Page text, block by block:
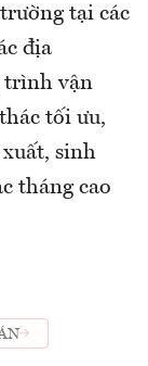
tại các
địa
trình vận
tối ưu,
sinh
tháng cao